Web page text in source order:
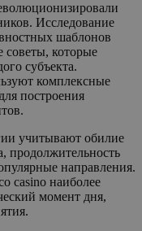
Исследование
шаблонов
советы, которые
субъекта.
комплексные
построения
учитывают обилие
продолжительность
направления.
casino наиболее
момент дня,